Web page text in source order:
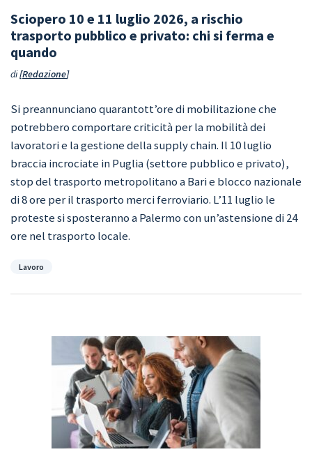
Sciopero 10 e 11 luglio 2026, a rischio
trasporto pubblico e privato: chi si ferma e
quando
di Redazione
Si preannunciano quarantott’ore di mobilitazione che
potrebbero comportare criticità per la mobilità dei
lavoratori e la gestione della supply chain. Il 10 luglio
braccia incrociate in Puglia (settore pubblico e privato),
stop del trasporto metropolitano a Bari e blocco nazionale
di 8 ore per il trasporto merci ferroviario. L’11 luglio le
proteste si sposteranno a Palermo con un’astensione di 24
ore nel trasporto locale.
Categorie
Lavoro